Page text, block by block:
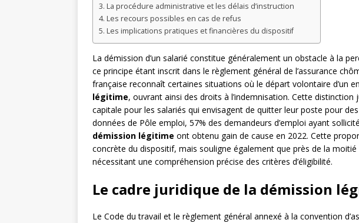
La procédure administrative et les délais d’instruction
Les recours possibles en cas de refus
Les implications pratiques et financières du dispositif
La démission d’un salarié constitue généralement un obstacle à la
ce principe étant inscrit dans le règlement général de l’assurance
française reconnaît certaines situations où le départ volontaire d’un
légitime, ouvrant ainsi des droits à l’indemnisation. Cette
capitale pour les salariés qui envisagent de quitter leur poste pour
données de Pôle emploi, 57% des demandeurs d’emploi ayant
démission légitime ont obtenu gain de cause en 2022. Cette
concrète du dispositif, mais souligne également que près de la
nécessitant une compréhension précise des critères d’éligibilité.
Le cadre juridique de la démission
Le Code du travail et le règlement général annexé à la convention